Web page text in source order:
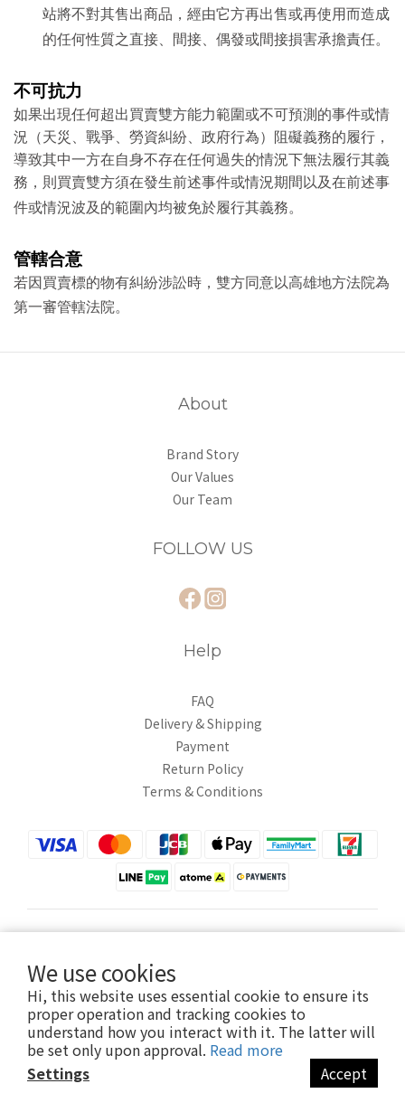
We use cookies
Hi, this website uses essential cookie to ensure its
proper operation and tracking cookies to
understand how you interact with it. The latter will
be set only upon approval. Read more
Settings
Accept
站將不對其售出商品，經由它方再出售或再使用而造成
的任何性質之直接、間接、偶發或間接損害承擔責任。
不可抗力
如果出現任何超出買賣雙方能力範圍或不可預測的事件或情
況（天災、戰爭、勞資糾紛、政府行為）阻礙義務的履行，
導致其中一方在自身不存在任何過失的情況下無法履行其義
務，則買賣雙方須在發生前述事件或情況期間以及在前述事
件或情況波及的範圍內均被免於履行其義務。
管轄合意
若因買賣標的物有糾紛涉訟時，雙方同意以高雄地方法院為
第一審管轄法院。
About
Brand Story
Our Values
Our Team
FOLLOW US
Help
FAQ
Delivery & Shipping
Payment
Return Policy
Terms & Conditions
Copyright © 2020 HUEI YING INTERNATIONAL TRADE CO., LTD.
卉盈國際貿易有限公司 統編：82882831